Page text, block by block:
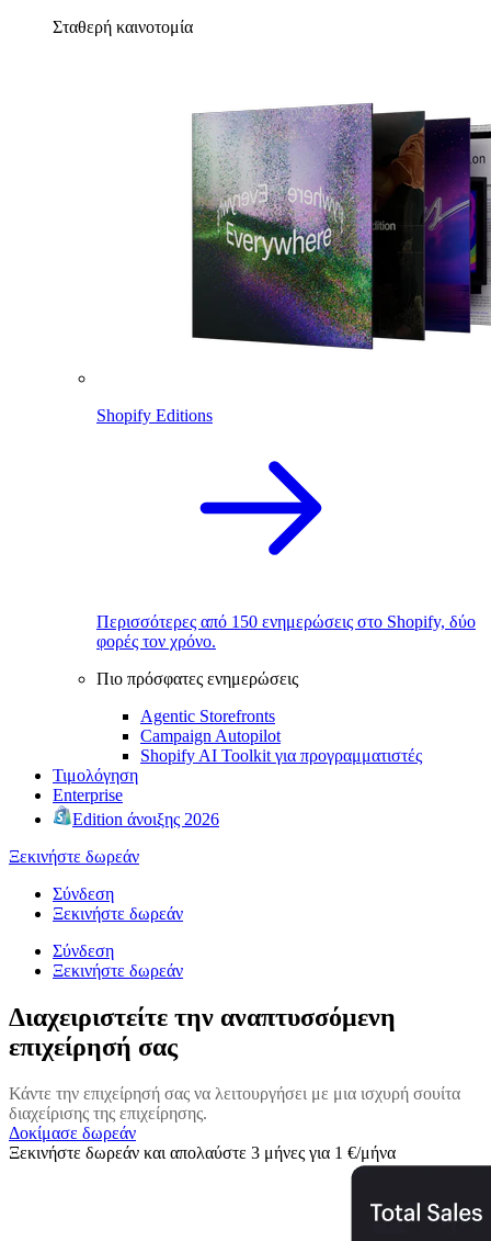
Σταθερή καινοτομία
Shopify Editions
Περισσότερες από 150 ενημερώσεις στο Shopify, δύο
φορές τον χρόνο.
Πιο πρόσφατες ενημερώσεις
Agentic Storefronts
Campaign Autopilot
Shopify AI Toolkit για προγραμματιστές
Τιμολόγηση
Enterprise
Edition άνοιξης 2026
Ξεκινήστε δωρεάν
Σύνδεση
Ξεκινήστε δωρεάν
Σύνδεση
Ξεκινήστε δωρεάν
Διαχειριστείτε την αναπτυσσόμενη
επιχείρησή σας
Κάντε την επιχείρησή σας να λειτουργήσει με μια ισχυρή σουίτα
διαχείρισης της επιχείρησης.
Δοκίμασε δωρεάν
Ξεκινήστε δωρεάν και απολαύστε 3 μήνες για 1 €/μήνα